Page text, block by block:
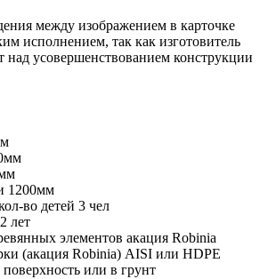
между изображением в карточке
исполнением, так как изготовитель
над усовершенствованием конструкции
1200мм
во детей 3 чел
лет
элементов акация Robinia
(акация Robinia) AISI или HDPE
поверхность или в грунт